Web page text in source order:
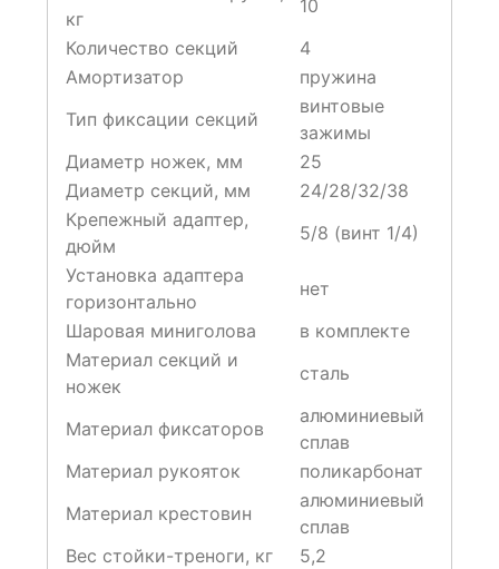
кг
10
Количество секций
4
Амортизатор
пружина
Тип фиксации секций
винтовые
зажимы
Диаметр ножек, мм
25
Диаметр секций, мм
24/28/32/38
Крепежный адаптер,
дюйм
5/8 (винт 1/4)
Установка адаптера
горизонтально
нет
Шаровая миниголова
в комплекте
Материал секций и
ножек
сталь
Материал фиксаторов
алюминиевый
сплав
Материал рукояток
поликарбонат
Материал крестовин
алюминиевый
сплав
Вес стойки-треноги, кг
5,2